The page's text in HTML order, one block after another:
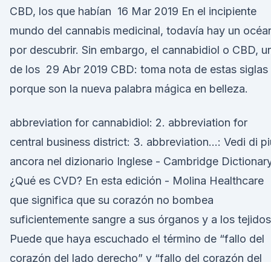
CBD, los que habían 16 Mar 2019 En el incipiente
mundo del cannabis medicinal, todavía hay un
por descubrir. Sin embargo, el cannabidiol o CBD,
de los 29 Abr 2019 CBD: toma nota de estas siglas
porque son la nueva palabra mágica en belleza.
abbreviation for cannabidiol: 2. abbreviation for
central business district: 3. abbreviation…: Vedi di
ancora nel dizionario Inglese - Cambridge
¿Qué es CVD? En esta edición - Molina Healthcare
que significa que su corazón no bombea
suficientemente sangre a sus órganos y a los
Puede que haya escuchado el término de “fallo del
corazón del lado derecho” y “fallo del corazón del